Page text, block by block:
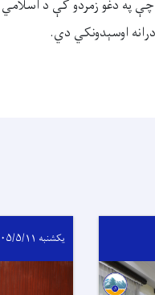
اوسېدونکي دي.
یکشنبه ۱۴۰۵/۵/۱۱ - ۲۰:۱